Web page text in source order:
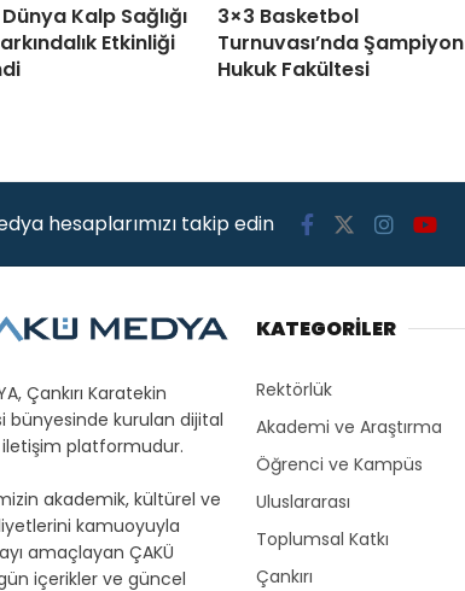
Kalp Sağlığı
Etkinliği
3×3 Basketbol
Turnuvası’nda Şampiyon
Hukuk Fakültesi
hesaplarımızı takip edin
Çankırı Karatekin
bünyesinde kurulan dijital
platformudur.
akademik, kültürel ve
kamuoyuyla
amaçlayan ÇAKÜ
içerikler ve güncel
KATEGORİLER
Rektörlük
Akademi ve Araştırma
Öğrenci ve Kampüs
Uluslararası
Toplumsal Katkı
Çankırı